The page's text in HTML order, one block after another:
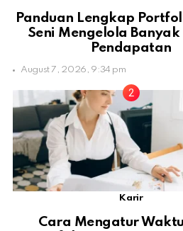
Panduan Lengkap
Seni Mengelola Banyak
Pendapatan
August 7, 2026, 9:34 pm
Karir
Cara Mengatur